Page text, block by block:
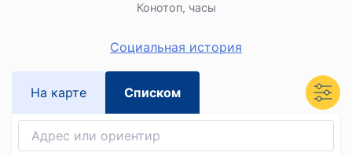
Конотоп, часы
Социальная история
На карте Списком